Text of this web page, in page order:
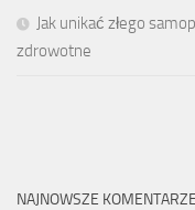
Jak unikać złego
zdrowotne
NAJNOWSZE KOMENTARZE